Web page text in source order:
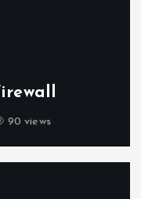
90 views